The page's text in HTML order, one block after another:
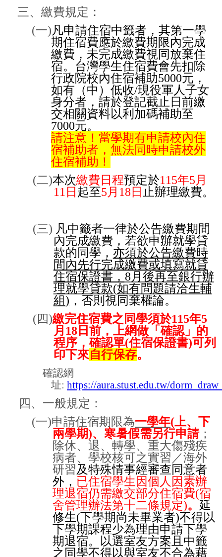
三、繳費規定：
(一)凡申請住宿中籤者，其第一學
期住宿費應於繳費期限內完成
繳費，未完成繳費視同放棄住
宿。台灣學生住宿費會先扣除
行政院校內住宿補助5000元，
如有（中）低收/現役軍人子女
身分者，請於登記截止日前繳
交相關資料以利加碼補助至
7000元。
請注意！當學期有申請校內住
宿補助者，無法同時申請校外
住宿補助！
(二)本次繳費日程預定於115年5 月
11 日 起至5 月 18 日 止辦理繳費。
(三) 凡中籤者一律於公告繳費期間
內完成繳費，若欲申辦就學貸
款的同學， 亦須於公告繳費時
間內先行完成繳費或填寫就貸
住宿保證書， 8 月後再至銀行辦
理就學貸款(如有問題請洽生輔
組) ，否則視同棄權論。
(四)繳完住宿費之同學須於115年5
月 18日前，上網做「確認」的
程序，確認單(住宿保證書)可列
印下來自行保存。
確認網
址: https://aura.stust.edu.tw/
四、一般規定：
(一)申請住宿期限為一學年(上、下
兩學期)、寒暑假需另行申請；
除休、退、轉學、重大傷殘疾
病者、學校核可之實習／海外
研習及特殊情事經審查同意者
外， 已住宿學生因個人因素辦
理退宿仍需繳交部分住宿費(宿
舍管理辦法第十二條規定)。 延
修生(下學期尚未畢業者)不得以
下學期課程少為理由申請下學
期退宿。以選室友方案且中籤
之同學不得以與室友不合為藉